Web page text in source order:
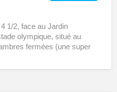
1/2, face au Jardin
olympique, situé au
fermées (une super